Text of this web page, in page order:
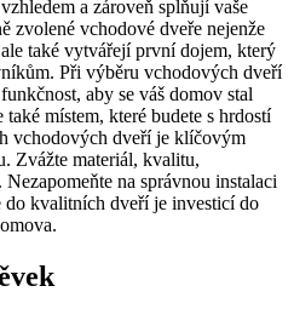
a zároveň splňují vaše
zvolené vchodové dveře nejenže
také vytvářejí první dojem, který
Při výběru vchodových dveří
aby se váš domov stal
místem, které budete s hrdostí
vchodových dveří je klíčovým
Zvážte materiál, kvalitu,
na správnou instalaci
do kvalitních dveří je investicí do